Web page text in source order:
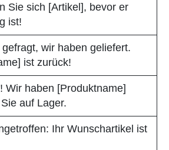
Sie sich [Artikel], bevor er
ist!
wir haben geliefert.
ist zurück!
Wir haben [Produktname]
auf Lager.
Ihr Wunschartikel ist